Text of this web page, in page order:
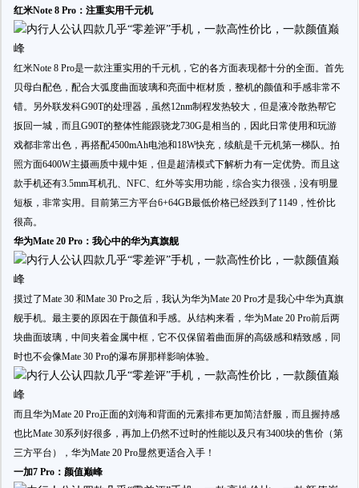
红米Note 8 Pro：注重实用千元机
红米Note 8 Pro是一款注重实用的千元机，它的各方面表现都十分的全面。首先
贝母白配色，配合大弧度曲面玻璃和亮面中框材质，整机的颜值和手感非常不
错。另外联发科G90T的处理器，虽然12nm制程发热较大，但是液冷散热帮它
扳回一城，而且G90T的整体性能跟骁龙730G是相当的，因此日常使用和玩游
戏都非常出色，再搭配4500mAh电池和18W快充，续航是千元机第一梯队。拍
照方面6400W主摄画质中规中矩，但是超清模式下解析力有一定优势。而且这
款手机还有3.5mm耳机孔、NFC、红外等实用功能，综合实力很强，没有明显
短板，非常实用。目前第三方平台6+64GB最低价格已经跌到了1149，性价比
很高。
华为Mate 20 Pro：我心中的华为真旗舰
摸过了Mate 30 和Mate 30 Pro之后，我认为华为Mate 20 Pro才是我心中华为真旗
舰手机。最主要的原因在于颜值和手感。从结构来看，华为Mate 20 Pro前后两
块曲面玻璃，中间夹着金属中框，它不仅保留着曲面屏的高级感和精致感，同
时也不会像Mate 30 Pro的瀑布屏那样影响体验。
而且华为Mate 20 Pro正面的刘海和背面的元素排布更加简洁舒服，而且握持感
也比Mate 30系列好很多，再加上仍然不过时的性能以及只有3400块的售价（第
三方平台），华为Mate 20 Pro显然更适合入手！
一加7 Pro：颜值巅峰